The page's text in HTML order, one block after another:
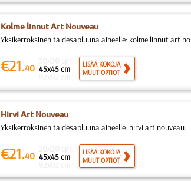
Kolme linnut Art Nouveau
Yksikerroksinen taidesapluuna aiheelle: kolme linnut art
€21.40 45x45 cm
LISÄÄ KOKOJA,
MUUT OPTIOT
Hirvi Art Nouveau
Yksikerroksinen taidesapluuna aiheelle: hirvi art nouveau.
€21.40 45x45 cm
LISÄÄ KOKOJA,
MUUT OPTIOT